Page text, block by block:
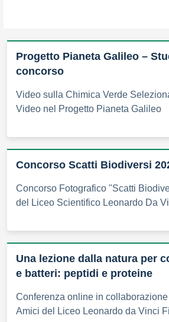
Progetto Pianeta Galileo –
concorso
Video sulla Chimica Verde
Video nel Progetto Pianeta Galileo
Concorso Scatti Biodiversi
Concorso Fotografico "Scatti
del Liceo Scientifico Leonardo Da
Una lezione dalla natura per
e batteri: peptidi e proteine
Conferenza online in
Amici del Liceo Leonardo da Vinci